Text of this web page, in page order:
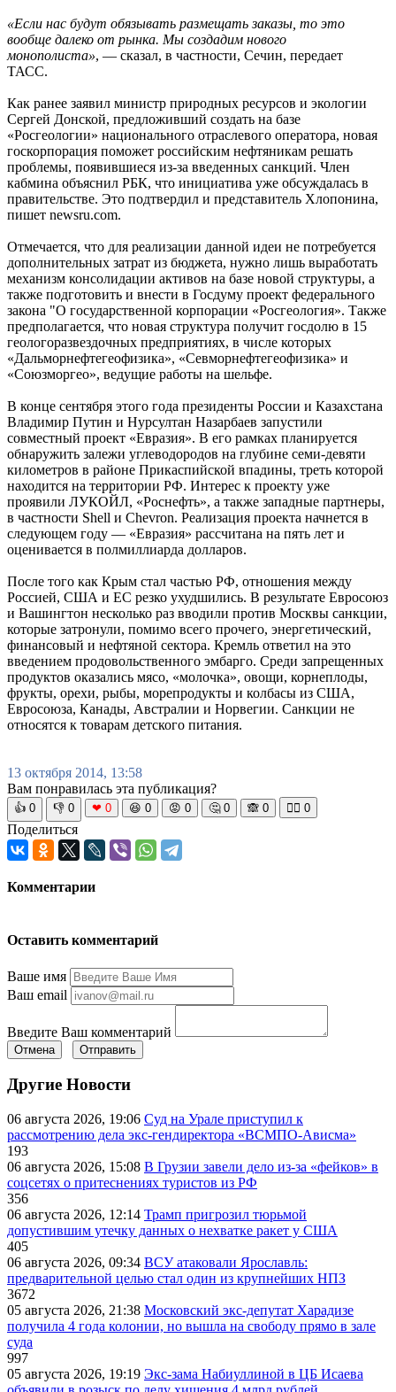
«Если нас будут обязывать размещать заказы, то это
вообще далеко от рынка. Мы создадим нового
монополиста», — сказал, в частности, Сечин, передает
ТАСС.
Как ранее заявил министр природных ресурсов и экологии
Сергей Донской, предложивший создать на базе
«Росгеологии» национального отраслевого оператора, новая
госкорпорация поможет российским нефтяникам решать
проблемы, появившиеся из-за введенных санкций. Член
кабмина объяснил РБК, что инициатива уже обсуждалась в
правительстве. Это подтвердил и представитель Хлопонина,
пишет newsru.com.
Отмечается, что для реализации данной идеи не потребуется
дополнительных затрат из бюджета, нужно лишь выработать
механизм консолидации активов на базе новой структуры, а
также подготовить и внести в Госдуму проект федерального
закона "О государственной корпорации «Росгеология». Также
предполагается, что новая структура получит госдолю в 15
геологоразвездочных предприятиях, в числе которых
«Дальморнефтегеофизика», «Севморнефтегеофизика» и
«Союзморгео», ведущие работы на шельфе.
В конце сентября этого года президенты России и Казахстана
Владимир Путин и Нурсултан Назарбаев запустили
совместный проект «Евразия». В его рамках планируется
обнаружить залежи углеводородов на глубине семи-девяти
километров в районе Прикаспийской впадины, треть которой
находится на территории РФ. Интерес к проекту уже
проявили ЛУКОЙЛ, «Роснефть», а также западные партнеры,
в частности Shell и Chevron. Реализация проекта начнется в
следующем году — «Евразия» рассчитана на пять лет и
оценивается в полмиллиарда долларов.
После того как Крым стал частью РФ, отношения между
Россией, США и ЕС резко ухудшились. В результате Евросоюз
и Вашингтон несколько раз вводили против Москвы санкции,
которые затронули, помимо всего прочего, энергетический,
финансовый и нефтяной сектора. Кремль ответил на это
введением продовольственного эмбарго. Среди запрещенных
продуктов оказались мясо, «молочка», овощи, корнеплоды,
фрукты, орехи, рыбы, морепродукты и колбасы из США,
Евросоюза, Канады, Австралии и Норвегии. Санкции не
относятся к товарам детского питания.
13 октября 2014, 13:58
Вам понравилась эта публикация?
👍 0 👎 0 ❤ 0 😆 0 😡 0 🤔 0 🙈 0 🧘‍♀️ 0
Поделиться
Комментарии
Оставить комментарий
Ваше имя
Ваш email
Введите Ваш комментарий
Отмена Отправить
Другие Новости
06 августа 2026, 19:06 Суд на Урале приступил к
рассмотрению дела экс-гендиректора «ВСМПО-Ависма»
193
06 августа 2026, 15:08 В Грузии завели дело из-за «фейков» в
соцсетях о притеснениях туристов из РФ
356
06 августа 2026, 12:14 Трамп пригрозил тюрьмой
допустившим утечку данных о нехватке ракет у США
405
06 августа 2026, 09:34 ВСУ атаковали Ярославль:
предварительной целью стал один из крупнейших НПЗ
3672
05 августа 2026, 21:38 Московский экс-депутат Харадизе
получила 4 года колонии, но вышла на свободу прямо в зале
суда
997
05 августа 2026, 19:19 Экс-зама Набиуллиной в ЦБ Исаева